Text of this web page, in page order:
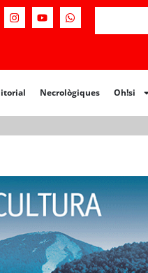
Necrològiques Oh!si
Necrològiques